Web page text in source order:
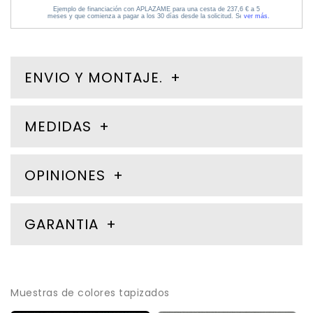
ENVIO Y MONTAJE.
MEDIDAS
OPINIONES
GARANTIA
Muestras de colores tapizados